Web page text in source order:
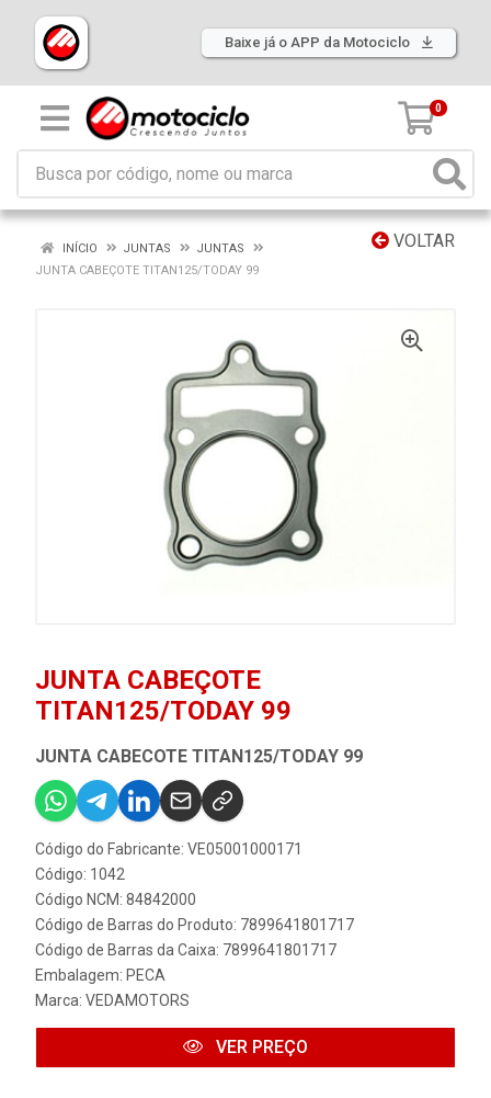
Baixe já o APP da Motociclo
0
VOLTAR
INÍCIO JUNTAS
JUNTAS
JUNTA CABEÇOTE TITAN125/TODAY 99
JUNTA CABEÇOTE
TITAN125/TODAY 99
JUNTA CABECOTE TITAN125/TODAY 99
Código do Fabricante: VE05001000171
Código: 1042
Código NCM: 84842000
Código de Barras do Produto: 7899641801717
Código de Barras da Caixa: 7899641801717
Embalagem: PECA
Marca: VEDAMOTORS
VER PREÇO